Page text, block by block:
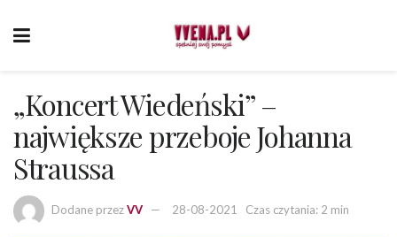
„Koncert Wiedeński” –
największe przeboje Johanna
Straussa
Dodane przezVV 28-08-2021 Czas czytania: 2 min